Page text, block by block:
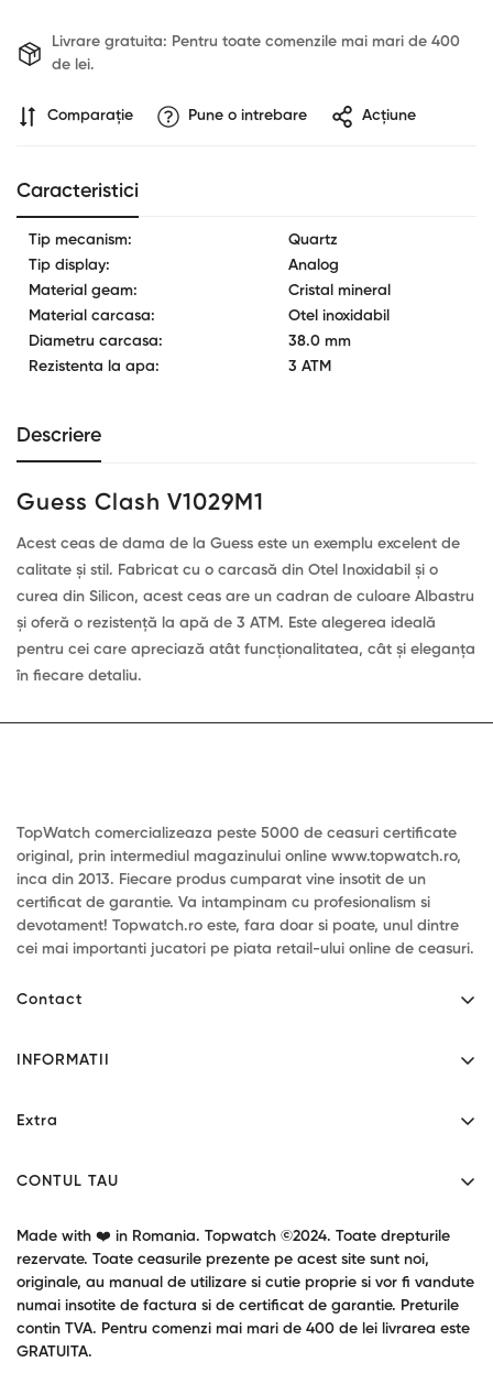
Livrare gratuita: Pentru toate comenzile mai mari de 400
de lei.
Comparaţie Pune o intrebare Acțiune
Caracteristici
Tip mecanism:
Quartz
Tip display:
Analog
Material geam:
Cristal mineral
Material carcasa:
Otel inoxidabil
Diametru carcasa:
38.0 mm
Rezistenta la apa:
3 ATM
Descriere
Guess Clash V1029M1
Acest ceas de dama de la Guess este un exemplu excelent de
calitate și stil. Fabricat cu o carcasă din Otel Inoxidabil și o
curea din Silicon, acest ceas are un cadran de culoare Albastru
și oferă o rezistență la apă de 3 ATM. Este alegerea ideală
pentru cei care apreciază atât funcționalitatea, cât și eleganța
în fiecare detaliu.
TopWatch comercializeaza peste 5000 de ceasuri certificate
original, prin intermediul magazinului online www.topwatch.ro,
inca din 2013. Fiecare produs cumparat vine insotit de un
certificat de garantie. Va intampinam cu profesionalism si
devotament! Topwatch.ro este, fara doar si poate, unul dintre
cei mai importanti jucatori pe piata retail-ului online de ceasuri.
Contact
Program: L-V 9:00-17:30
contact@topwatch.ro
INFORMATII
Livrare
Termeni si conditii
Extra
Garantie produse
Oferte speciale
CONTUL TAU
Returnari
Blog / Stiri
Made with ❤️ in Romania. Topwatch ©2024. Toate drepturile
rezervate. Toate ceasurile prezente pe acest site sunt noi,
originale, au manual de utilizare si cutie proprie si vor fi vandute
numai insotite de factura si de certificat de garantie. Preturile
contin TVA. Pentru comenzi mai mari de 400 de lei livrarea este
GRATUITA.
Are you 18 years old or older?
Yes, I am